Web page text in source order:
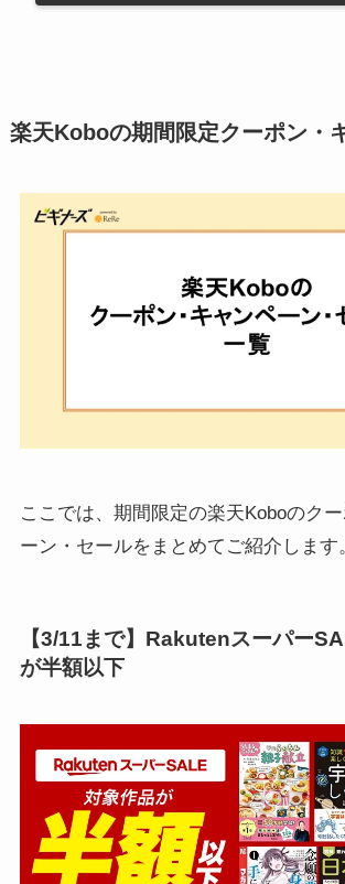
楽天Koboの期間限定クーポン・
ここでは、期間限定の楽天Koboのク
ーン・セールをまとめてご紹介します
【3/11まで】Rakutenスーパー
が半額以下